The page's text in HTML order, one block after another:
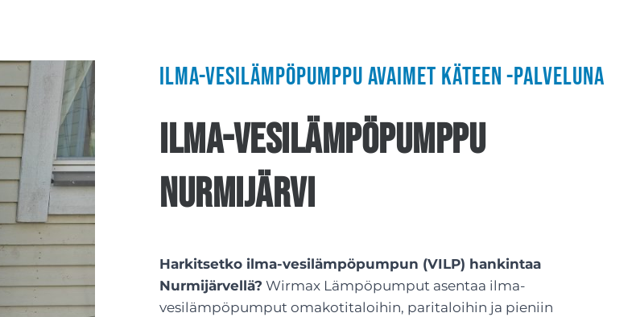
Ilma-vesilämpöpumppu avaimet käteen -palveluna
Ilma-vesilämpöpumppu
Nurmijärvi
Harkitsetko ilma-vesilämpöpumpun (VILP) hankintaa
Nurmijärvellä? Wirmax Lämpöpumput asentaa ilma-
vesilämpöpumput omakotitaloihin, paritaloihin ja pieniin